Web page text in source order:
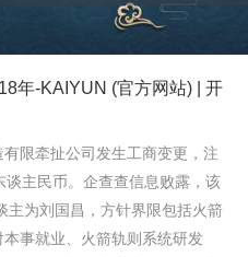
年-KAIYUN (官方网站) | 开
限牵扯公司发生工商变更，注
主民币。企查查信息败露，该
主为刘国昌，方针界限包括火箭
事就业、火箭轨则系统研发